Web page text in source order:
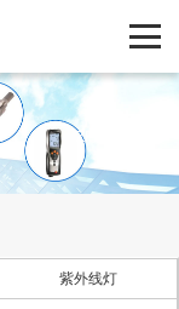
ZF116.COM
紫外线灯